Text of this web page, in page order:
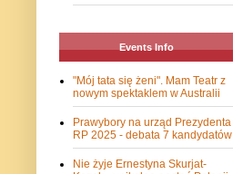
Events Info
"Mój tata się żeni". Mam Teatr z
nowym spektaklem w Australii
Prawybory na urząd Prezydenta
RP 2025 - debata 7 kandydatów
Nie żyje Ernestyna Skurjat-